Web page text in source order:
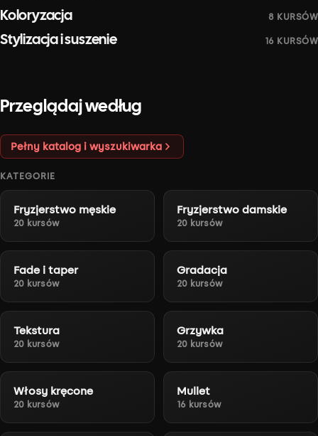
Mateusz Banaszek Anastasiia
Koloryzacja 8 KURSÓW
Adam Sierocki
Air Touch Total Blonde
Stylizacja i suszenie 16 KURSÓW
Burst fade z kontrolą
objętości
Italian Bob
Przeglądaj według
Pełny katalog i wyszukiwarka
KATEGORIE
Fryzjerstwo męskie
20 kursów
Fryzjerstwo damskie
20 kursów
Fade i taper
20 kursów
Gradacja
20 kursów
Tekstura
20 kursów
Grzywka
20 kursów
Włosy kręcone
20 kursów
Mullet
16 kursów